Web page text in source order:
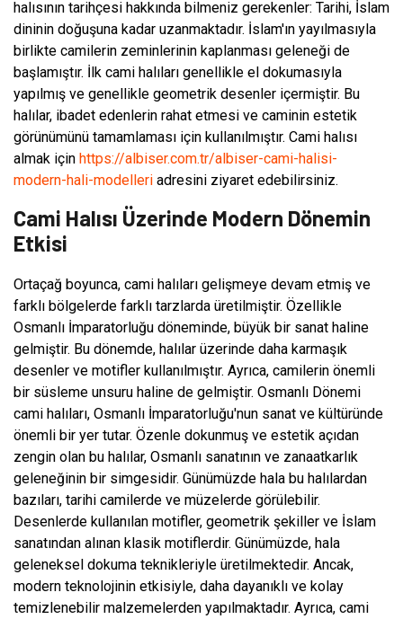
halısının tarihçesi hakkında bilmeniz gerekenler: Tarihi, İslam
dininin doğuşuna kadar uzanmaktadır. İslam'ın yayılmasıyla
birlikte camilerin zeminlerinin kaplanması geleneği de
başlamıştır. İlk cami halıları genellikle el dokumasıyla
yapılmış ve genellikle geometrik desenler içermiştir. Bu
halılar, ibadet edenlerin rahat etmesi ve caminin estetik
görünümünü tamamlaması için kullanılmıştır. Cami halısı
almak için https://albiser.com.tr/albiser-cami-halisi-
modern-hali-modelleri adresini ziyaret edebilirsiniz.
Cami Halısı Üzerinde Modern Dönemin
Etkisi
Ortaçağ boyunca, cami halıları gelişmeye devam etmiş ve
farklı bölgelerde farklı tarzlarda üretilmiştir. Özellikle
Osmanlı İmparatorluğu döneminde, büyük bir sanat haline
gelmiştir. Bu dönemde, halılar üzerinde daha karmaşık
desenler ve motifler kullanılmıştır. Ayrıca, camilerin önemli
bir süsleme unsuru haline de gelmiştir. Osmanlı Dönemi
cami halıları, Osmanlı İmparatorluğu'nun sanat ve kültüründe
önemli bir yer tutar. Özenle dokunmuş ve estetik açıdan
zengin olan bu halılar, Osmanlı sanatının ve zanaatkarlık
geleneğinin bir simgesidir. Günümüzde hala bu halılardan
bazıları, tarihi camilerde ve müzelerde görülebilir.
Desenlerde kullanılan motifler, geometrik şekiller ve İslam
sanatından alınan klasik motiflerdir. Günümüzde, hala
geleneksel dokuma teknikleriyle üretilmektedir. Ancak,
modern teknolojinin etkisiyle, daha dayanıklı ve kolay
temizlenebilir malzemelerden yapılmaktadır. Ayrıca, cami